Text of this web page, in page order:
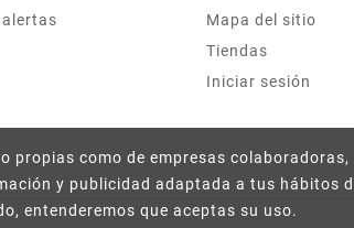
propias como de empresas
y publicidad adaptada a tus hábitos
entenderemos que aceptas su uso.
alertas
Mapa del sitio
Tiendas
Iniciar sesión